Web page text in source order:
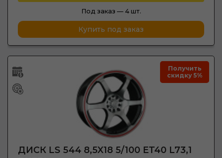
Под заказ — 4 шт.
Купить под заказ
Получить
скидку 5%
ДИСК LS 544 8,5X18 5/100 ET40 L73,1